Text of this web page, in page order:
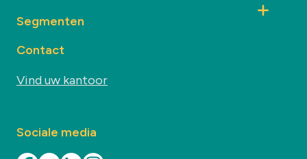
Segmenten
Contact
Vind uw kantoor
Sociale media